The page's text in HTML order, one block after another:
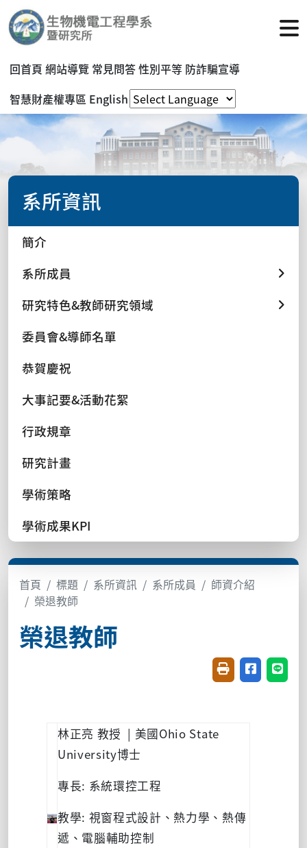
回首頁 網站導覽 常見問答性別平等 防詐騙宣導
智慧財產權專區 English
系所資訊
簡介
系所成員
研究特色&教師研究領域
委員會&導師名單
恭賀慶祝
大事記要&活動花絮
行政規章
研究計畫
學術策略
學術成果KPI
首頁 標題 系所資訊 系所成員
師資介紹
榮退教師
榮退教師
友善列印(開新視
分享至臉書
分享
林正亮 教授 | 美國Ohio State
University博士
專長: 系統環控工程
教學: 視窗程式設計、熱力學、熱傳
遞、電腦輔助控制